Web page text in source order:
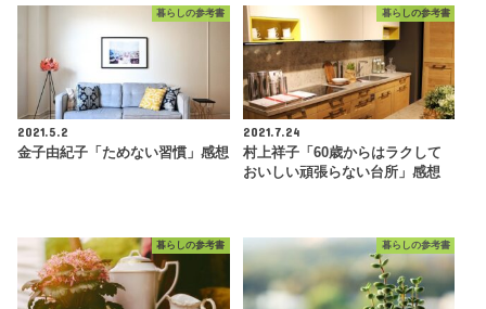
暮らしの参考書
2021.5.2
金子由紀子「ためない習慣」感想
暮らしの参考書
2021.7.24
村上祥子「60歳からはラクして
おいしい頑張らない台所」感想
暮らしの参考書 暮らしの参考書